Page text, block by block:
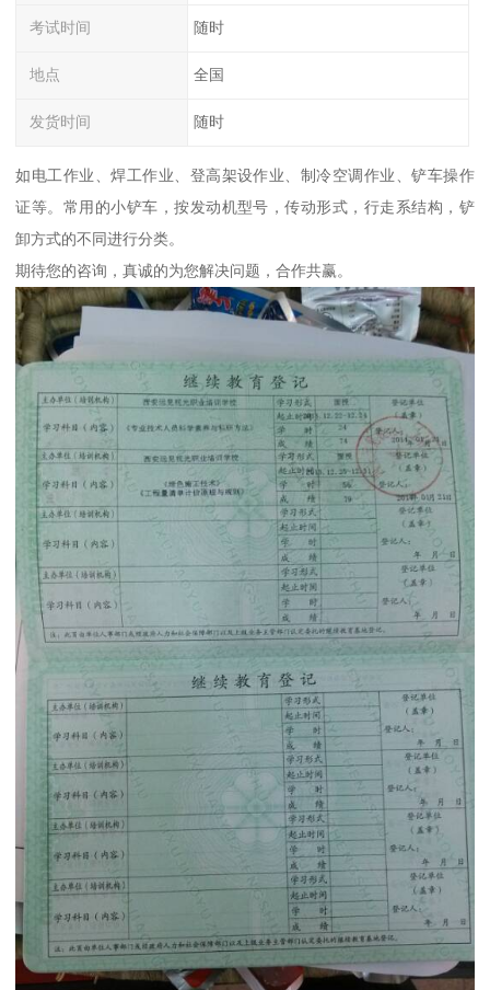
考试时间 随时
地点 全国
发货时间 随时
如电工作业、焊工作业、登高架设作业、制冷空调作业、铲车操作
证等。常用的小铲车，按发动机型号，传动形式，行走系结构，铲
卸方式的不同进行分类。
期待您的咨询，真诚的为您解决问题，合作共赢。